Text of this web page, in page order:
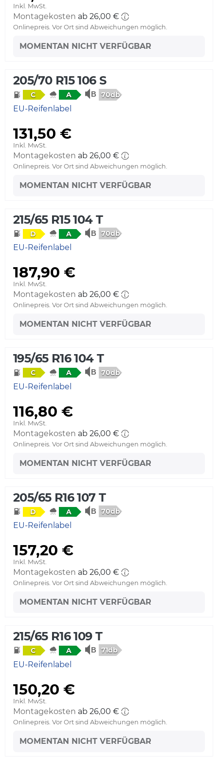
Inkl. MwSt.
Montagekosten ab 26,00 €
Onlinepreis. Vor Ort sind Abweichungen möglich.
MOMENTAN NICHT VERFÜGBAR
205/70 R15 106 S
C A 70db
EU-Reifenlabel
131,50 €
Inkl. MwSt.
Montagekosten ab 26,00 €
Onlinepreis. Vor Ort sind Abweichungen möglich.
MOMENTAN NICHT VERFÜGBAR
215/65 R15 104 T
D A 70db
EU-Reifenlabel
187,90 €
Inkl. MwSt.
Montagekosten ab 26,00 €
Onlinepreis. Vor Ort sind Abweichungen möglich.
MOMENTAN NICHT VERFÜGBAR
195/65 R16 104 T
C A 70db
EU-Reifenlabel
116,80 €
Inkl. MwSt.
Montagekosten ab 26,00 €
Onlinepreis. Vor Ort sind Abweichungen möglich.
MOMENTAN NICHT VERFÜGBAR
205/65 R16 107 T
D A 70db
EU-Reifenlabel
157,20 €
Inkl. MwSt.
Montagekosten ab 26,00 €
Onlinepreis. Vor Ort sind Abweichungen möglich.
MOMENTAN NICHT VERFÜGBAR
215/65 R16 109 T
C A 71db
EU-Reifenlabel
150,20 €
Inkl. MwSt.
Montagekosten ab 26,00 €
Onlinepreis. Vor Ort sind Abweichungen möglich.
MOMENTAN NICHT VERFÜGBAR